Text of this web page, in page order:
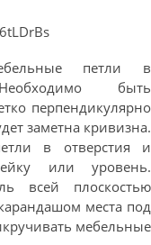
петли в
быть
перпендикулярно
заметна кривизна.
в отверстия и
или уровень.
всей плоскостью
места под
мебельные